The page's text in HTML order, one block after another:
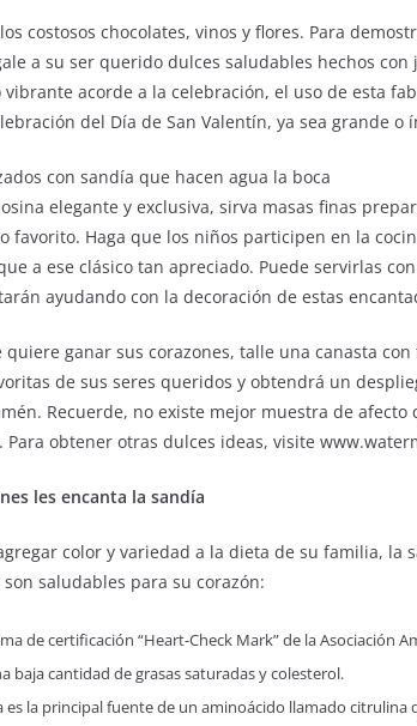
costosos chocolates, vinos y flores. Para
a su ser querido dulces saludables hechos
acorde a la celebración, el uso de esta
del Día de San Valentín, ya sea grande o
con sandía que hacen agua la boca
elegante y exclusiva, sirva masas finas
favorito. Haga que los niños participen en la
a ese clásico tan apreciado. Puede servirlas
ayudando con la decoración de estas
quiere ganar sus corazones, talle una canasta
de sus seres queridos y obtendrá un
Recuerde, no existe mejor muestra de
Para obtener otras dulces ideas, visite
les encanta la sandía
color y variedad a la dieta de su familia, la
saludables para su corazón:
de certificación “Heart-Check Mark” de la Asociación
baja cantidad de grasas saturadas y colesterol.
es la principal fuente de un aminoácido llamado citrulina